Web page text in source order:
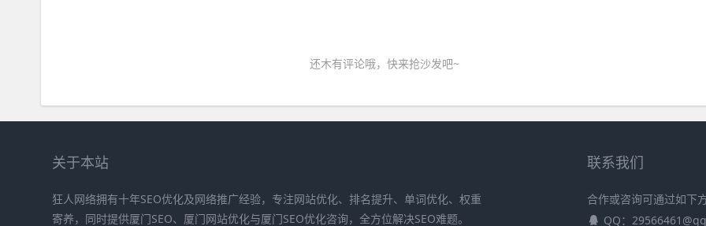
还木有评论哦，快来抢沙发吧~
关于本站
狂人网络拥有十年SEO优化及网络推广经验，专注网站优化、排名提升、单词优化、权重
寄养，同时提供厦门SEO、厦门网站优化与厦门SEO优化咨询，全方位解决SEO难题。
联系我们
合作或咨询可通过如下
QQ：